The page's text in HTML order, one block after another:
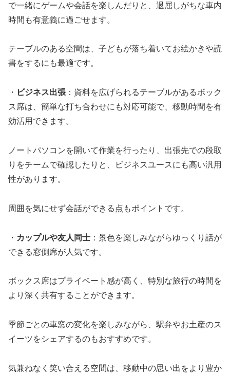
で一緒にゲームや会話を楽しんだりと、退屈しがちな車内
時間も有意義に過ごせます。
テーブルのある空間は、子どもが落ち着いてお絵かきや読
書をするにも最適です。
・ ビジネス出張 ：資料を広げられるテーブルがあるボック
ス席は、簡単な打ち合わせにも対応可能で、移動時間を有
効活用できます。
ノートパソコンを開いて作業を行ったり、出張先での段取
りをチームで確認したりと、ビジネスユースにも高い汎用
性があります。
周囲を気にせず会話ができる点もポイントです。
・ カップルや友人同士 ：景色を楽しみながらゆっくり話が
できる窓側席が人気です。
ボックス席はプライベート感が高く、特別な旅行の時間を
より深く共有することができます。
季節ごとの車窓の変化を楽しみながら、駅弁やお土産のス
イーツをシェアするのもおすすめです。
気兼ねなく笑い合える空間は、移動中の思い出をより豊か